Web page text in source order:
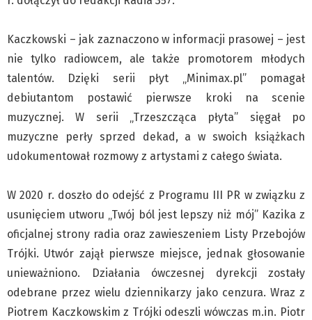
Klub Podróżnika ZA OKNEM
Czytelnicy piszą
Multimedia
Obiektyw Głosu
Fotoreportaże
studio glos.live
Głos Brandysa
Głos News
Mrózek i Maćkowiak
PODCAST "GŁOS MAMY"
STREFA PREMIUM
Kaczkowski – jak zaznaczono w informacji prasowej – jest
nie tylko radiowcem, ale także promotorem młodych
talentów. Dzięki serii płyt „Minimax.pl” pomagał
debiutantom postawić pierwsze kroki na scenie
muzycznej. W serii „Trzeszcząca płyta” sięgał po
muzyczne perły sprzed dekad, a w swoich książkach
udokumentował rozmowy z artystami z całego świata.
W 2020 r. doszło do odejść z Programu III PR w związku z
usunięciem utworu „Twój ból jest lepszy niż mój” Kazika z
oficjalnej strony radia oraz zawieszeniem Listy Przebojów
Trójki. Utwór zajął pierwsze miejsce, jednak głosowanie
unieważniono. Działania ówczesnej dyrekcji zostały
odebrane przez wielu dziennikarzy jako cenzura. Wraz z
Piotrem Kaczkowskim z Trójki odeszli wówczas m.in. Piotr